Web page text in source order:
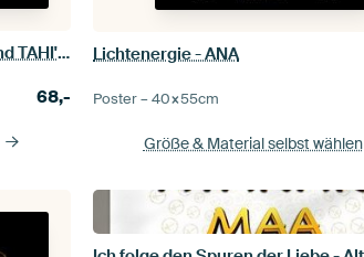
Mut und Achtsamkeit - AMA'NAA und TAHI'TAA
68,-
Lichtenergie - ANA
Poster –40×55cm
Größe & Material selbst wählen